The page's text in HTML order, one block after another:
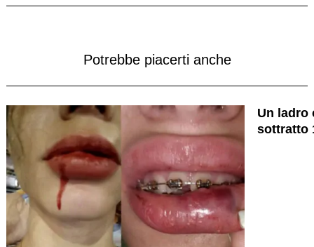
Potrebbe piacerti anche
Un ladro
sottratto